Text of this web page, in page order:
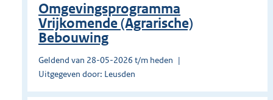
Omgevingsprogramma
Vrijkomende (Agrarische)
Bebouwing
Geldend van 28-05-2026 t/m heden
Uitgegeven door: Leusden